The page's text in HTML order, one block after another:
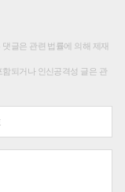
글은 관련 법률에 의해 제재
되거나 인신공격성 글은 관